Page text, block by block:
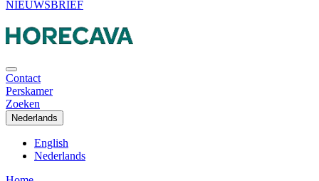
NIEUWSBRIEF
Contact
Perskamer
Zoeken
Nederlands
English
Nederlands